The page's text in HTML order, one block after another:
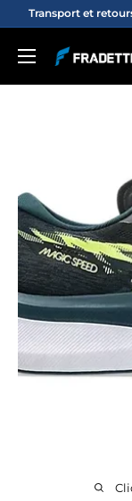
Passer
contenu
Transport et
Fradette
sport